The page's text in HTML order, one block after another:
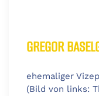
GREGOR
ehemaliger
(Bild von links: